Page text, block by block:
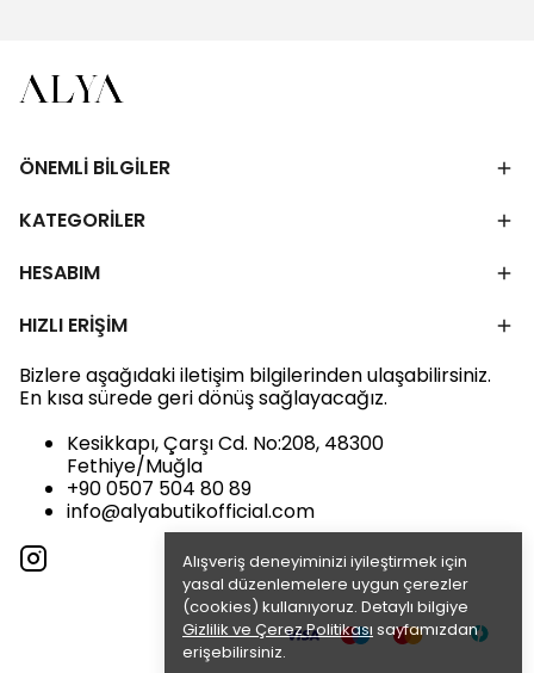
Alışveriş deneyiminizi iyileştirmek için
yasal düzenlemelere uygun çerezler
(cookies) kullanıyoruz. Detaylı bilgiye
Gizlilik ve Çerez Politikası sayfamızdan
erişebilirsiniz.
ÖNEMLİ BİLGİLER
KATEGORİLER
HESABIM
HIZLI ERİŞİM
Bizlere aşağıdaki iletişim bilgilerinden ulaşabilirsiniz.
En kısa sürede geri dönüş sağlayacağız.
Kesikkapı, Çarşı Cd. No:208, 48300
Fethiye/Muğla
+90 0507 504 80 89
info@alyabutikofficial.com